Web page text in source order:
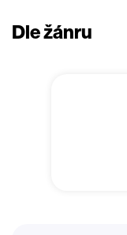
Dle žánru